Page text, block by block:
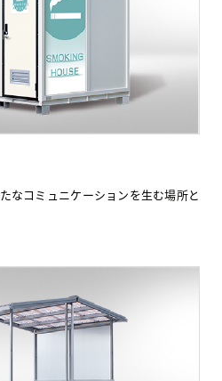
なコミュニケーションを生む場所と